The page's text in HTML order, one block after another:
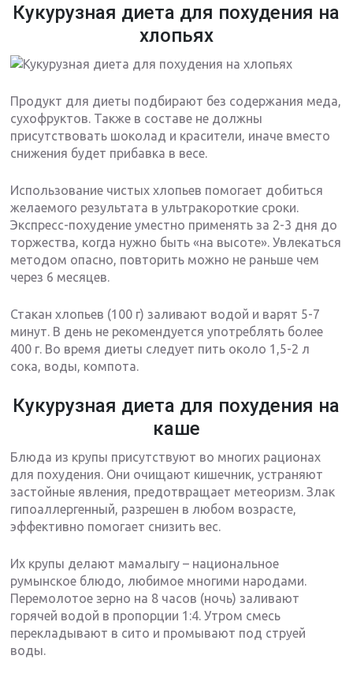
Кукурузная диета для похудения на
хлопьях
Продукт для диеты подбирают без содержания меда,
сухофруктов. Также в составе не должны
присутствовать шоколад и красители, иначе вместо
снижения будет прибавка в весе.
Использование чистых хлопьев помогает добиться
желаемого результата в ультракороткие сроки.
Экспресс-похудение уместно применять за 2-3 дня до
торжества, когда нужно быть «на высоте». Увлекаться
методом опасно, повторить можно не раньше чем
через 6 месяцев.
Стакан хлопьев (100 г) заливают водой и варят 5-7
минут. В день не рекомендуется употреблять более
400 г. Во время диеты следует пить около 1,5-2 л
сока, воды, компота.
Кукурузная диета для похудения на
каше
Блюда из крупы присутствуют во многих рационах
для похудения. Они очищают кишечник, устраняют
застойные явления, предотвращает метеоризм. Злак
гипоаллергенный, разрешен в любом возрасте,
эффективно помогает снизить вес.
Их крупы делают мамалыгу – национальное
румынское блюдо, любимое многими народами.
Перемолотое зерно на 8 часов (ночь) заливают
горячей водой в пропорции 1:4. Утром смесь
перекладывают в сито и промывают под струей
воды.